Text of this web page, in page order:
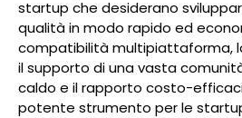
startup che desiderano
qualità in modo rapido ed
compatibilità multipiattaforma,
il supporto di una vasta
caldo e il rapporto costo-
potente strumento per le